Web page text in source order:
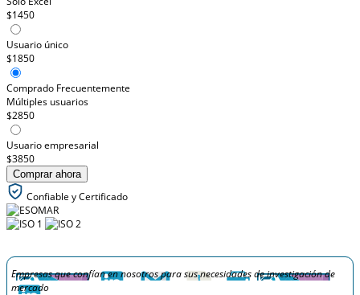
$1450
Usuario único
$1850
Comprado Frecuentemente
Múltiples usuarios
$2850
Usuario empresarial
$3850
Comprar ahora
Confiable y Certificado
Empresas que confían en nosotros para sus necesidades de investigación de
mercado